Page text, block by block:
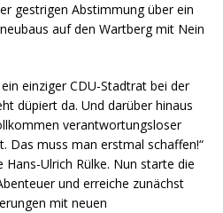
gestrigen Abstimmung über ein
auf den Wartberg mit Nein
einziger CDU-Stadtrat bei der
düpiert da. Und darüber hinaus
verantwortungsloser
Das muss man erstmal schaffen!“
Ulrich Rülke. Nun starte die
und erreiche zunächst
mit neuen